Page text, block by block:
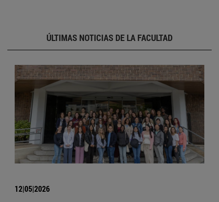
ÚLTIMAS NOTICIAS DE LA FACULTAD
12|05|2026